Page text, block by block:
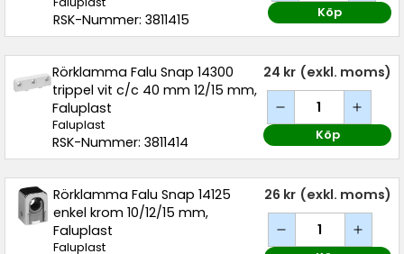
RSK-Nummer: 3811415 Köp
Rörklamma Falu Snap 14300
trippel vit c/c 40 mm 12/15 mm,
Faluplast
Faluplast
RSK-Nummer: 3811414
24 kr (exkl. moms)
Köp
Rörklamma Falu Snap 14125
enkel krom 10/12/15 mm,
Faluplast
Faluplast
26 kr (exkl. moms)